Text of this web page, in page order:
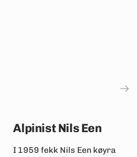
Alpinist Nils Een
I 1959 fekk Nils Een køyra